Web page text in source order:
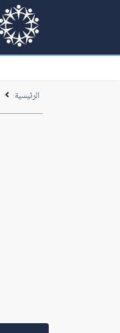
الرئيسية